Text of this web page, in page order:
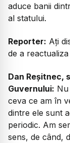
aduce banii
al statului.
Reporter: Ați
de a
Dan Reșitnec,
Guvernului:
ceva ce am în
dintre ele sunt
periodic. Am
sens, de când,